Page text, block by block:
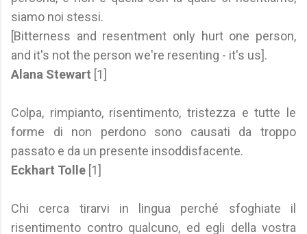
siamo noi stessi.
[Bitterness and resentment only hurt one person,
and it's not the person we're resenting - it's us].
Alana Stewart [1]
Colpa, rimpianto, risentimento, tristezza e tutte le
forme di non perdono sono causati da troppo
passato e da un presente insoddisfacente.
Eckhart Tolle [1]
Chi cerca tirarvi in lingua perché sfoghiate il
risentimento contro qualcuno, ed egli della vostra